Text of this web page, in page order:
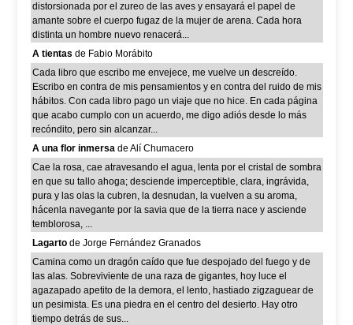
distorsionada por el zureo de las aves y ensayará el papel de
amante sobre el cuerpo fugaz de la mujer de arena. Cada hora
distinta un hombre nuevo renacerá...
A tientas de Fabio Morábito
Cada libro que escribo me envejece, me vuelve un descreído.
Escribo en contra de mis pensamientos y en contra del ruido de mis
hábitos. Con cada libro pago un viaje que no hice. En cada página
que acabo cumplo con un acuerdo, me digo adiós desde lo más
recóndito, pero sin alcanzar...
A una flor inmersa de Alí Chumacero
Cae la rosa, cae atravesando el agua, lenta por el cristal de sombra
en que su tallo ahoga; desciende imperceptible, clara, ingrávida,
pura y las olas la cubren, la desnudan, la vuelven a su aroma,
hácenla navegante por la savia que de la tierra nace y asciende
temblorosa, ...
Lagarto de Jorge Fernández Granados
Camina como un dragón caído que fue despojado del fuego y de
las alas. Sobreviviente de una raza de gigantes, hoy luce el
agazapado apetito de la demora, el lento, hastiado zigzaguear de
un pesimista. Es una piedra en el centro del desierto. Hay otro
tiempo detrás de sus...